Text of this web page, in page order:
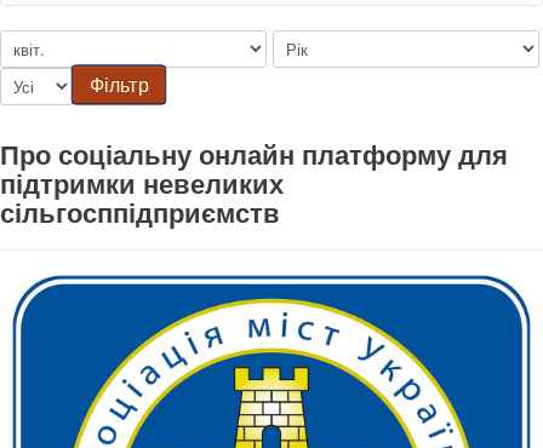
Фільтр
Про соціальну онлайн платформу для
підтримки невеликих
сільгосппідприємств